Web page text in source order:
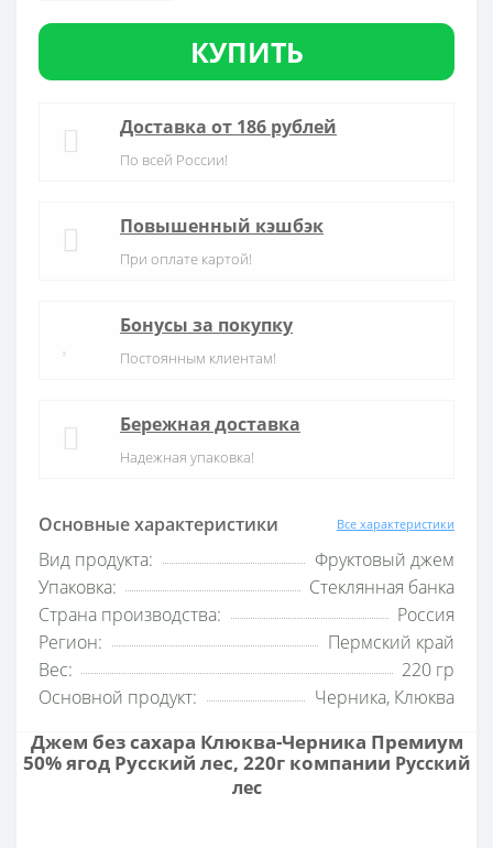
Основные характеристики Все характеристики
Вид продукта:
Фруктовый джем
Упаковка:
Стеклянная банка
Страна производства:
Россия
Регион:
Пермский край
Вес:
220 гр
Основной продукт:
Черника, Клюква
КУПИТЬ
Доставка от 186 рублей
По всей России!
Повышенный кэшбэк
При оплате картой!
Бонусы за покупку
Постоянным клиентам!
Бережная доставка
Надежная упаковка!
Джем без сахара Клюква-Черника Премиум
50% ягод Русский лес, 220г компании Русский
лес